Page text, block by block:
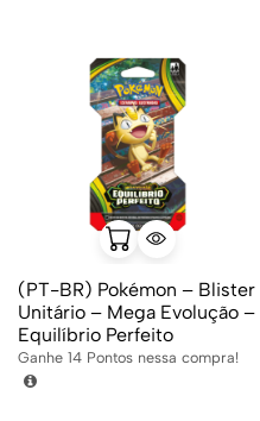
(PT-BR) Pokémon – Blister
Unitário – Mega Evolução –
Equilíbrio Perfeito
Ganhe 14 Pontos nessa compra!